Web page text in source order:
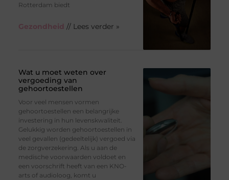
Rotterdam biedt
Gezondheid // Lees verder »
Wat u moet weten over
vergoeding van
gehoortoestellen
Voor veel mensen vormen
gehoortoestellen een belangrijke
investering in hun levenskwaliteit.
Gelukkig worden gehoortoestellen in
veel gevallen (gedeeltelijk) vergoed via
de zorgverzekering. Als u aan de
medische voorwaarden voldoet en
een voorschrift heeft van een KNO-
arts of audioloog, komt u